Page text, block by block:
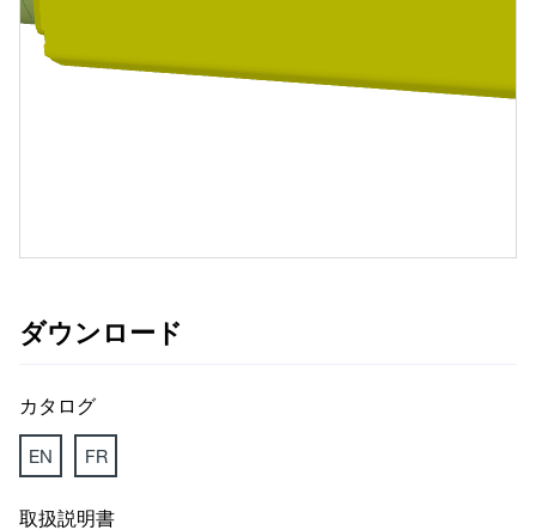
ダウンロード
カタログ
EN FR
取扱説明書